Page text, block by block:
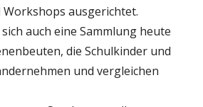
ausgerichtet.
auch eine Sammlung heute
die Schulkinder und
und vergleichen